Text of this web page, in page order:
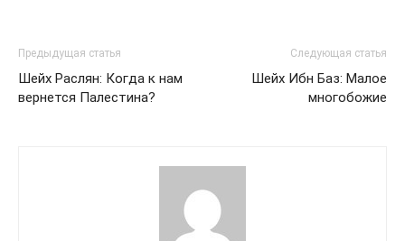
Предыдущая статья
Шейх Раслян: Когда к нам
вернется Палестина?
Следующая статья
Шейх Ибн Баз: Малое
многобожие